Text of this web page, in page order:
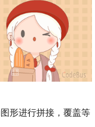
形进行拼接，覆盖等